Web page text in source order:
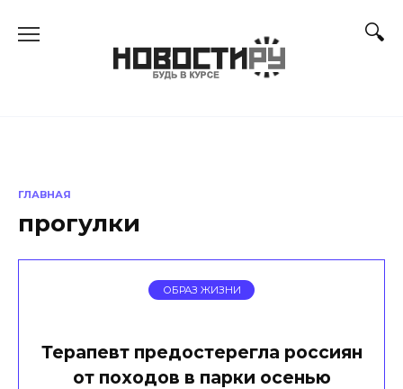
ГЛАВНАЯ
прогулки
ОБРАЗ ЖИЗНИ
Терапевт предостерегла россиян
от походов в парки осенью